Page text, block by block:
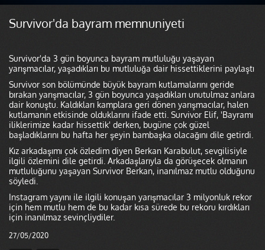
Survivor'da bayram memnuniyeti
Survivor'da 3 gün boyunca bayram mutluluğu yaşayan
yarışmacılar, yaşadıkları bu mutluluğa dair hissettiklerini paylaştı
Survivor son bölümünde büyük bayram kutlamalarını geride
bırakan yarışmacılar, 3 gün boyunca yaşadıkları unutulmaz anlara
dair konuştu. Kaldıkları kamplara geri dönen yarışmacılar, halen
kutlamanın etkisinde olduklarını ifade etti. Survivor Elif, 'Bayramı
iliklerimize kadar hissettik' derken, bugüne çok güzel
başladıklarını bu hafta her şeyin bambaşka olacağını dile getirdi.
Kız arkadaşımı çok özledim diyen Berkan Karabulut, sevgilisiyle
ilgili özlemini dile getirdi. Arkadaşlarıyla da görüşecek olmanın
mutluluğunu yaşayan Survivor Berkan, inanılmaz mutlu olduğunu
söyledi.
Instagram yayını ile ilgili konuşan yarışmacılar 3 milyonluk rekor
için hem mutlu hem de bu kadar kısa sürede bu rekoru kırdıkları
için inanılmaz sevinçliydiler.
27/05/2020